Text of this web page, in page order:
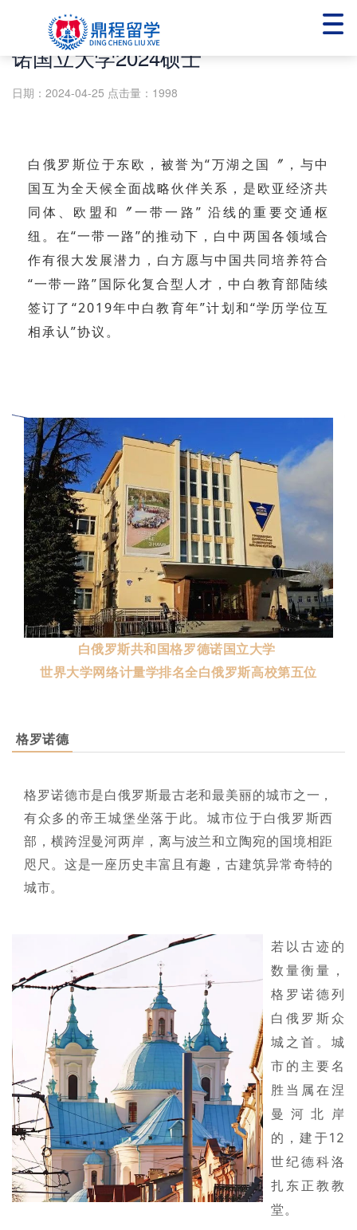
【一年制英授硕士】白俄罗斯格罗德
诺国立大学2024硕士
日期：2024-04-25 点击量：1998
白俄罗斯位于东欧，被誉为“万湖之国〞，与中
国互为全天候全面战略伙伴关系，是欧亚经济共
同体、欧盟和〞一带一路” 沿线的重要交通枢
纽。在“一带一路”的推动下，白中两国各领域合
作有很大发展潜力，白方愿与中国共同培养符合
“一带一路”国际化复合型人才，中白教育部陆续
签订了“2019年中白教育年”计划和“学历学位互
相承认”协议。
白俄罗斯共和国格罗德诺国立大学
世界大学网络计量学排名全白俄罗斯高校第五位
格罗诺德
格罗诺德市是白俄罗斯最古老和最美丽的城市之一，
有众多的帝王城堡坐落于此。城市位于白俄罗斯西
部，横跨涅曼河两岸，离与波兰和立陶宛的国境相距
咫尺。这是一座历史丰富且有趣，古建筑异常奇特的
城市。
若以古迹的
数量衡量，
格罗诺德列
白俄罗斯众
城之首。城
市的主要名
胜当属在涅
曼河北岸
的，建于12
世纪德科洛
扎东正教教
堂。